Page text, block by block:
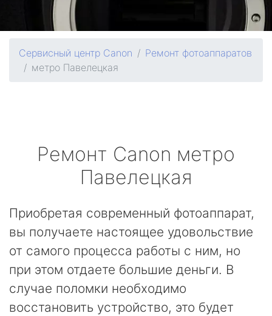
Сервисный центр Canon
Ремонт фотоаппаратов
метро Павелецкая
Ремонт Canon метро
Павелецкая
Приобретая современный фотоаппарат,
вы получаете настоящее удовольствие
от самого процесса работы с ним, но
при этом отдаете большие деньги. В
случае поломки необходимо
восстановить устройство, это будет